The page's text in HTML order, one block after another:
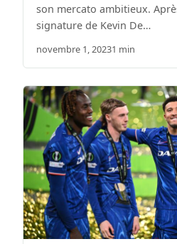
son mercato ambitieux.
signature de Kevin De…
novembre 1, 20231 min